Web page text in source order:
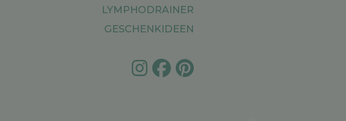
LYMPHODRAINER
GESCHENKIDEEN